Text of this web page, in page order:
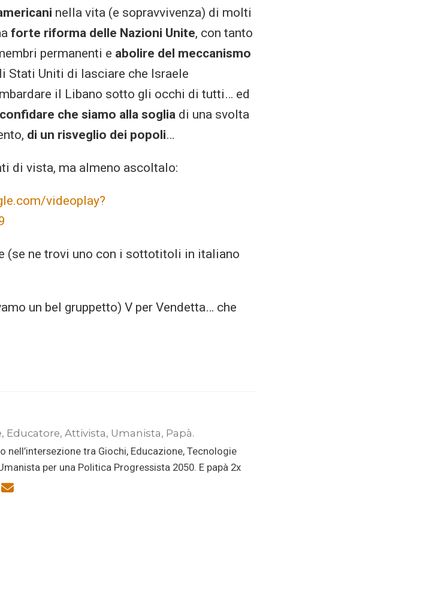
nella vita (e sopravvivenza) di molti
forte riforma delle Nazioni Unite, con tanto
permanenti e abolire del meccanismo
Stati Uniti di lasciare che Israele
il Libano sotto gli occhi di tutti… ed
che siamo alla soglia di una svolta
di un risveglio dei popoli…
di vista, ma almeno ascoltalo:
videoplay?
(se ne trovi uno con i sottotitoli in italiano
un bel gruppetto) V per Vendetta… che
Educatore, Attivista, Umanista, Papà.
nell’intersezione tra Giochi, Educazione, Tecnologie
per una Politica Progressista 2050. E papà 2x